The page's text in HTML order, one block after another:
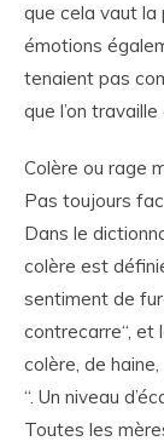
que cela vaut la
émotions
tenaient pas
que l’on
Colère ou rage
Pas toujours
Dans le
colère est
sentiment de
contrecarre“, et
colère, de
“. Un niveau
Toutes les